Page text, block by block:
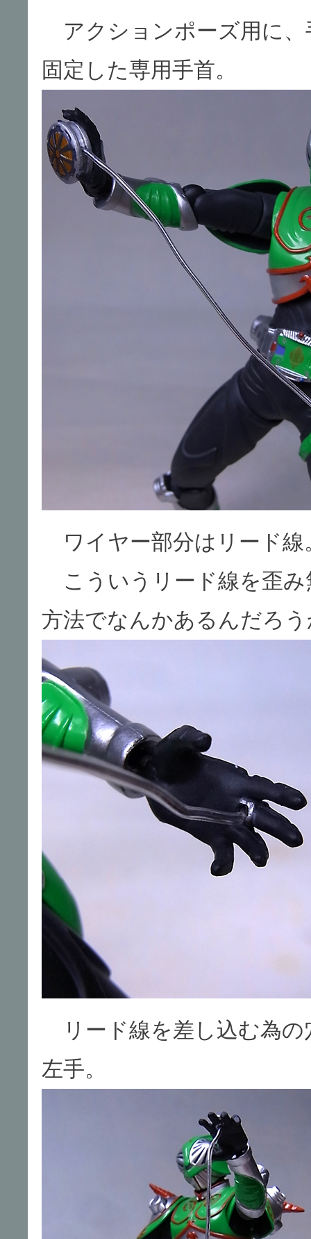
アクションポーズ用に、
固定した専用手首。
ワイヤー部分はリード線
こういうリード線を歪み
方法でなんかあるんだろ
リード線を差し込む為の
左手。